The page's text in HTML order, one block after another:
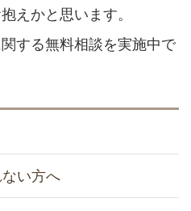
えかと思います。
する無料相談を実施中で
い方へ